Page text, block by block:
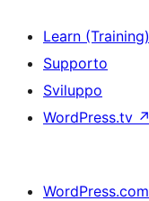
Learn (Training)
Supporto
Sviluppo
WordPress.tv ↗
WordPress.com